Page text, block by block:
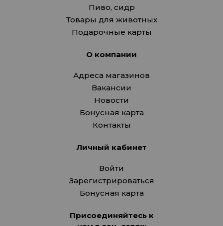
Пиво, сидр
Товары для животных
Подарочные карты
О компании
Адреса магазинов
Вакансии
Новости
Бонусная карта
Контакты
Личный кабинет
Войти
Зарегистрироваться
Бонусная карта
Присоединяйтесь к